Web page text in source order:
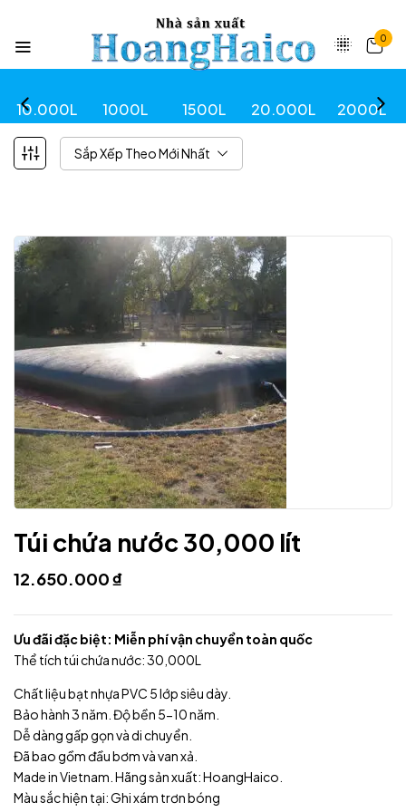
0
10.000L 1000L 1500L 20.000L 2000L
Sắp Xếp Theo Mới Nhất
Túi chứa nước 30,000 lít
12.650.000₫
Ưu đãi đặc biệt: Miễn phí vận chuyển toàn quốc
Thể tích túi chứa nước: 30,000L
Chất liệu bạt nhựa PVC 5 lớp siêu dày.
Bảo hành 3 năm. Độ bền 5-10 năm.
Dễ dàng gấp gọn và di chuyển.
Đã bao gồm đầu bơm và van xả.
Made in Vietnam. Hãng sản xuất: HoangHaico.
Màu sắc hiện tại: Ghi xám trơn bóng